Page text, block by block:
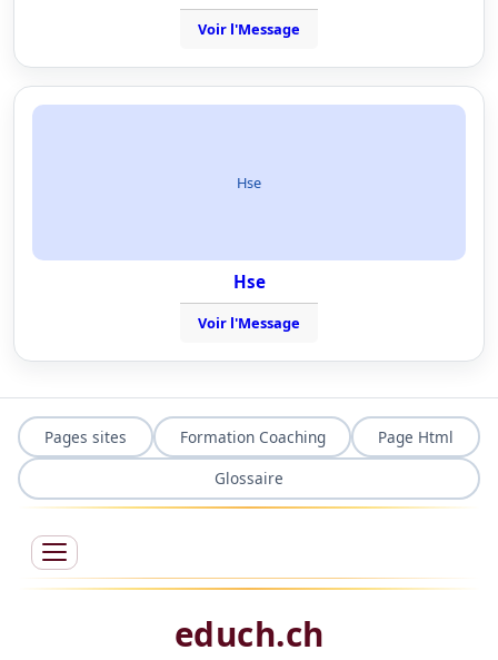
Voir l'Message
Hse
Hse
Voir l'Message
Pages sites Formation Coaching
Page Html
Glossaire
educh.ch